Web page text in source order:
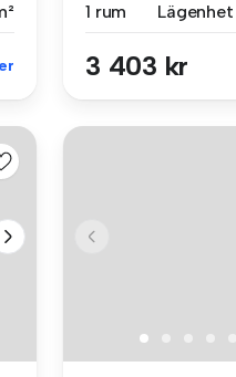
1 rum
Lägenhet
3 403 kr